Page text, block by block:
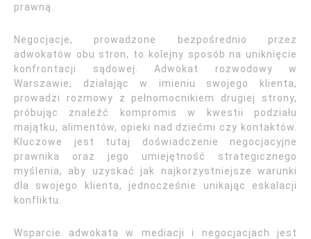
prawną.
Negocjacje, prowadzone bezpośrednio przez
adwokatów obu stron, to kolejny sposób na uniknięcie
konfrontacji sądowej. Adwokat rozwodowy w
Warszawie, działając w imieniu swojego klienta,
prowadzi rozmowy z pełnomocnikiem drugiej strony,
próbując znaleźć kompromis w kwestii podziału
majątku, alimentów, opieki nad dziećmi czy kontaktów.
Kluczowe jest tutaj doświadczenie negocjacyjne
prawnika oraz jego umiejętność strategicznego
myślenia, aby uzyskać jak najkorzystniejsze warunki
dla swojego klienta, jednocześnie unikając eskalacji
konfliktu.
Wsparcie adwokata w mediacji i negocjacjach jest